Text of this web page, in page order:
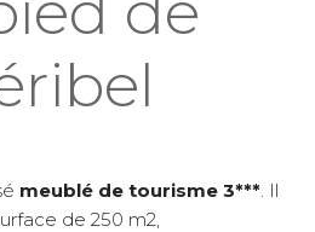
meublé de tourisme 3***. Il
de 250 m2,